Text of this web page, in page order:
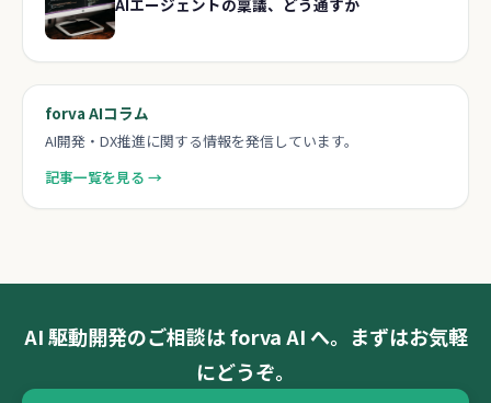
AIエージェントの稟議、どう通すか
forva AIコラム
AI開発・DX推進に関する情報を発信しています。
記事一覧を見る →
AI 駆動開発のご相談は forva AI へ。まずはお気軽
にどうぞ。